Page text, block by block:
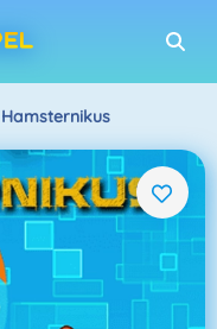
Hamsternikus